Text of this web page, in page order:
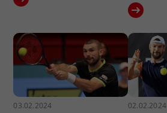
03.02.2024 02.02.2024